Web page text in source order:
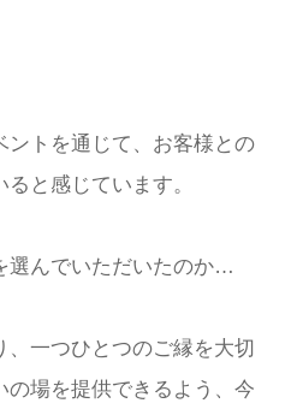
ントを通じて、お客様との
ると感じています。
選んでいただいたのか…
、一つひとつのご縁を大切
の場を提供できるよう、今